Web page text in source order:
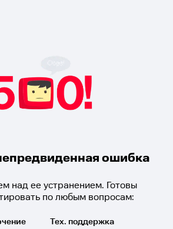
ошибка
над ее устранением. Готовы
по любым вопросам:
Тех. поддержка